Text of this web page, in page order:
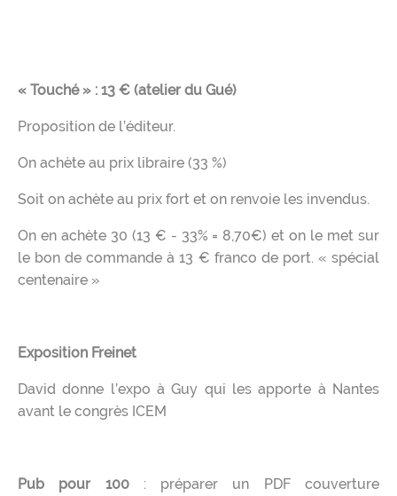
« Touché » : 13 € (atelier du Gué)
Proposition de l’éditeur.
On achète au prix libraire (33 %)
Soit on achète au prix fort et on renvoie les invendus.
On en achète 30 (13 € - 33% = 8,70€) et on le met sur
le bon de commande à 13 € franco de port. « spécial
centenaire »
Exposition Freinet
David donne l’expo à Guy qui les apporte à Nantes
avant le congrès ICEM
Pub pour 100: préparer un PDF couverture